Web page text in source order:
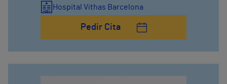
Hospital Vithas Barcelona
Pedir Cita